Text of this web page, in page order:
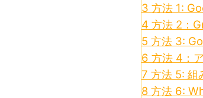
3 方法 1:
4 方法 2：
5 方法 3:
6 方法 4：
7 方法 5: 組
8 方法 6: